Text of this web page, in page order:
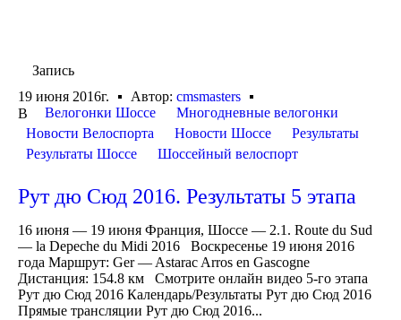
Запись
19 июня 2016г.
Автор: cmsmasters
В
Велогонки Шоссе
Многодневные велогонки
Новости Велоспорта
Новости Шоссе
Результаты
Результаты Шоссе
Шоссейный велоспорт
Рут дю Сюд 2016. Результаты 5 этапа
16 июня — 19 июня Франция, Шоссе — 2.1. Route du Sud
— la Depeche du Midi 2016 Воскресенье 19 июня 2016
года Маршрут: Ger — Astarac Arros en Gascogne
Дистанция: 154.8 км Смотрите онлайн видео 5-го этапа
Рут дю Сюд 2016 Календарь/Результаты Рут дю Сюд 2016
Прямые трансляции Рут дю Сюд 2016...